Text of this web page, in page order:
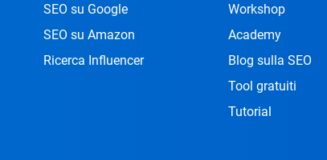
SEO su Google
SEO su Amazon
Ricerca Influencer
Workshop
Academy
Blog sulla SEO
Tool gratuiti
Tutorial